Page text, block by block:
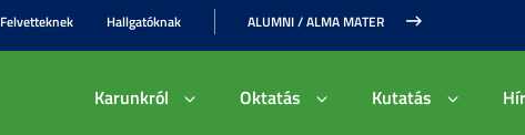
Felvetteknek Hallgatóknak ALUMNI / ALMA MATER
Karunkról Oktatás Kutatás